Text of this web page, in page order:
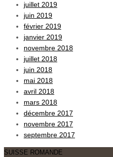
juillet 2019
juin 2019
février 2019
janvier 2019
novembre 2018
juillet 2018
juin 2018
mai 2018
avril 2018
mars 2018
décembre 2017
novembre 2017
septembre 2017
SUISSE ROMANDE